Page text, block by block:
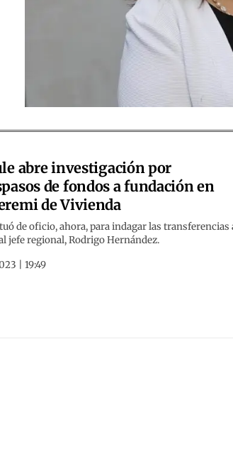
abre investigación por
de fondos a fundación en
de Vivienda
de oficio, ahora, para indagar las transferencias
jefe regional, Rodrigo Hernández.
| 19:49